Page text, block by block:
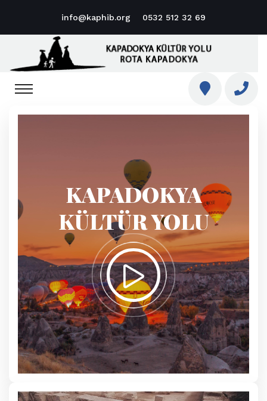
info@kaphib.org 0532 512 32 69
KAPADOKYA
KÜLTÜR YOLU